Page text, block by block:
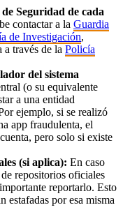
Seguridad de cada
contactar a la Guardia
de Investigación,
a través de la Policía
del sistema
(o su equivalente
a una entidad
ejemplo, si se realizó
app fraudulenta, el
pero solo si existe
(si aplica): En caso
repositorios oficiales
reportarlo. Esto
estafadas por esa misma